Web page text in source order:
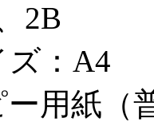
2B
ズ：A4
用紙（